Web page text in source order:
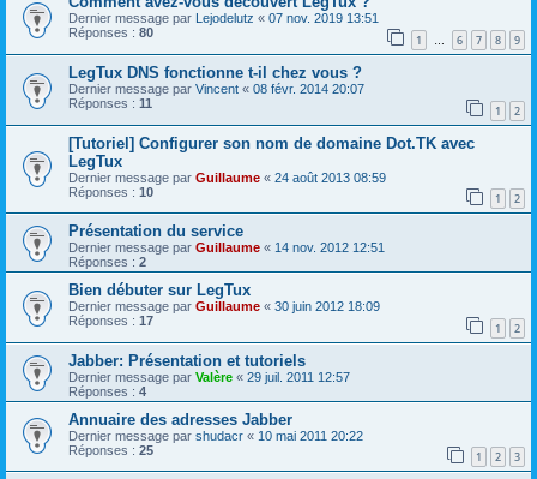
Dernier message par Lejodelutz « 07 nov. 2019 13:51
Réponses : 80 1 … 6 7 8 9
LegTux DNS fonctionne t-il chez vous ?
Dernier message par Vincent « 08 févr. 2014 20:07
Réponses : 11 1 2
[Tutoriel] Configurer son nom de domaine Dot.TK avec
LegTux
Dernier message par Guillaume « 24 août 2013 08:59
Réponses : 10 1 2
Présentation du service
Dernier message par Guillaume « 14 nov. 2012 12:51
Réponses : 2
Bien débuter sur LegTux
Dernier message par Guillaume « 30 juin 2012 18:09
Réponses : 17 1 2
Jabber: Présentation et tutoriels
Dernier message par Valère « 29 juil. 2011 12:57
Réponses : 4
Annuaire des adresses Jabber
Dernier message par shudacr « 10 mai 2011 20:22
Réponses : 25 1 2 3